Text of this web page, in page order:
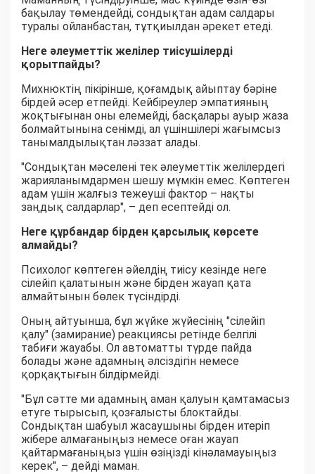
бақылау төмендейді, сондықтан адам салдары
туралы ойланбастан, тұтқиылдан әрекет етеді.
Неге әлеуметтік желілер тиісушілерді
қорытпайды?
Михнюктің пікірінше, қоғамдық айыптау бәріне
бірдей әсер етпейді. Кейбіреулер эмпатияның
жоқтығынан оны елемейді, басқалары ауыр жаза
болмайтынына сенімді, ал үшіншілері жағымсыз
танымалдылықтан ләззат алады.
"Сондықтан мәселені тек әлеуметтік желілердегі
жарияланымдармен шешу мүмкін емес. Көптеген
адам үшін жалғыз тежеуші фактор – нақты
заңдық салдарлар", – деп есептейді ол.
Неге құрбандар бірден қарсылық көрсете
алмайды?
Психолог көптеген әйелдің тиісу кезінде неге
сілейіп қалатынын және бірден жауап қата
алмайтынын бөлек түсіндірді.
Оның айтуынша, бұл жүйке жүйесінің "сілейіп
қалу" (замирание) реакциясы ретінде белгілі
табиғи жауабы. Ол автоматты түрде пайда
болады және адамның әлсіздігін немесе
қорқақтығын білдірмейді.
"Бұл сәтте ми адамның аман қалуын қамтамасыз
етуге тырысып, қозғалысты блоктайды.
Сондықтан шабуыл жасаушыны бірден итеріп
жібере алмағаныңыз немесе оған жауап
қайтармағаныңыз үшін өзіңізді кінәламауыңыз
керек", – дейді маман.